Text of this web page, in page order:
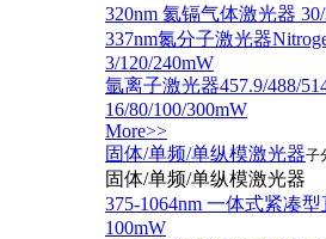
320nm 氦镉气体激光器
337nm氮分子激光器
3/120/240mW
氩离子激光器457.9/488/
16/80/100/300mW
More>>
固体/单频/单纵模激光器子
固体/单频/单纵模激光器
375-1064nm 一体式紧凑
100mW